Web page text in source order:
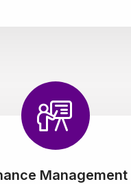
Management